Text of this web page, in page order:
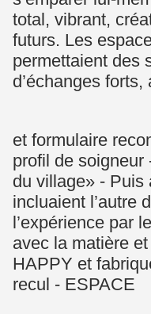
total, vibrant,
futurs. Les
permettaient des
d’échanges forts,
et formulaire
profil de soigneur
du village» - Puis
incluaient l’autre
l’expérience par
avec la matière
HAPPY et
recul - ESPACE